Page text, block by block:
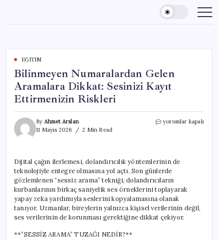
content
EĞITIM
Bilinmeyen Numaralardan Gelen
Aramalara Dikkat: Sesinizi Kayıt
Ettirmenizin Riskleri
By Ahmet Arslan
11 Mayıs 2026
2 Min Read
Bilinmeyen
Sesinizi
Kayıt
Ettirmenizin
Riskleri
için
yorumlar kapalı
Dijital çağın ilerlemesi, dolandırıcılık yöntemlerinin de
teknolojiyle entegre olmasına yol açtı. Son günlerde
gözlemlenen “sessiz arama” tekniği, dolandırıcıların
kurbanlarının birkaç saniyelik ses örneklerini toplayarak
yapay zeka yardımıyla seslerini kopyalamasına olanak
tanıyor. Uzmanlar, bireylerin yalnızca kişisel verilerinin değil,
ses verilerinin de korunması gerektiğine dikkat çekiyor.
**”SESSİZ ARAMA” TUZAĞI NEDİR?**